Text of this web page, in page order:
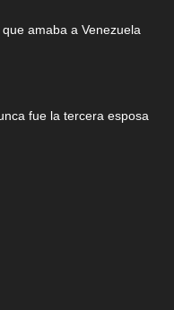
amaba a Venezuela
fue la tercera esposa